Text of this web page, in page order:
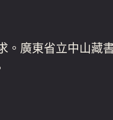
廣東省立中山藏